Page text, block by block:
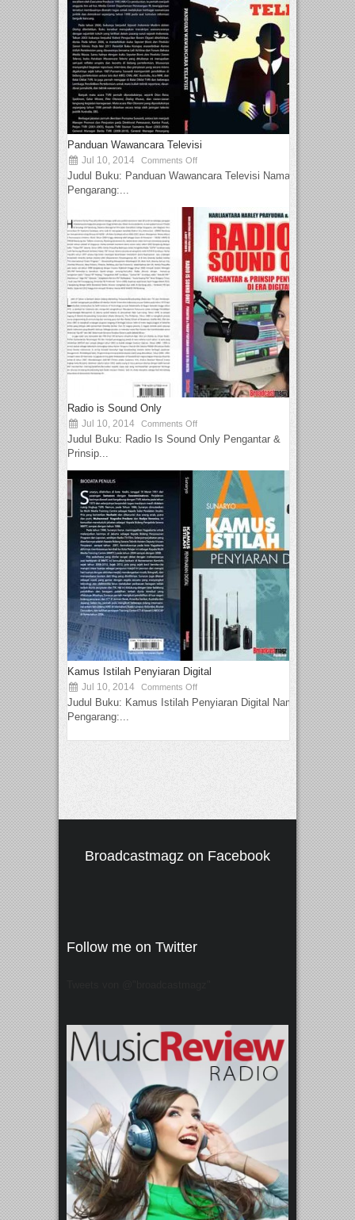
Panduan Wawancara Televisi
Jul 10, 2014 Comments Off
Judul Buku: Panduan Wawancara Televisi Nama
Pengarang:...
Radio is Sound Only
Jul 10, 2014 Comments Off
Judul Buku: Radio Is Sound Only Pengantar &
Prinsip...
Kamus Istilah Penyiaran Digital
Jul 10, 2014 Comments Off
Judul Buku: Kamus Istilah Penyiaran Digital Nama
Pengarang:...
Broadcastmagz on Facebook
Follow me on Twitter